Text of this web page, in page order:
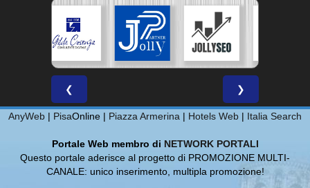
❮ ❯
AnyWeb | PisaOnline | Piazza Armerina | Hotels Web | Italia Search
Portale Web membro di NETWORK PORTALI
Questo portale aderisce al progetto di PROMOZIONE MULTI-
CANALE: unico inserimento, multipla promozione!